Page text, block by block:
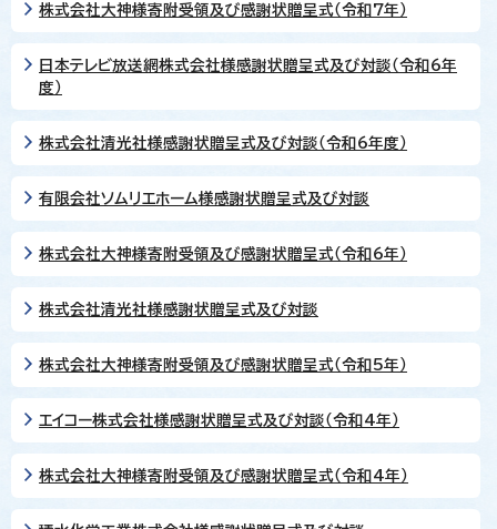
株式会社大神様寄附受領及び感謝状贈呈式（令和7年）
日本テレビ放送網株式会社様感謝状贈呈式及び対談（令和6年
度）
株式会社清光社様感謝状贈呈式及び対談（令和6年度）
有限会社ソムリエホーム様感謝状贈呈式及び対談
株式会社大神様寄附受領及び感謝状贈呈式（令和6年）
株式会社清光社様感謝状贈呈式及び対談
株式会社大神様寄附受領及び感謝状贈呈式（令和5年）
エイコー株式会社様感謝状贈呈式及び対談（令和4年）
株式会社大神様寄附受領及び感謝状贈呈式（令和4年）